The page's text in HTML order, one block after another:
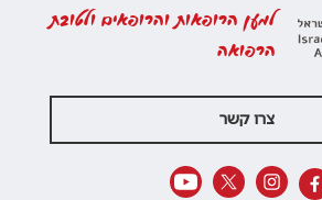
למען הרופאות והרופאים ולטובת
הרפואה
צרו קשר